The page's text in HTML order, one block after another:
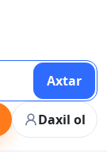
Axtar
Daxil ol